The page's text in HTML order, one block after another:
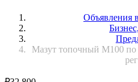
Объявления
Мазут топочный М100 по